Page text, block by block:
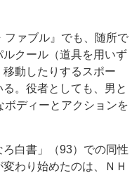
ァブル』でも、随所で
クール（道具を用いず
動したりするスポー
。役者としても、男と
ボディーとアクションを
白書」（93）での同性
わり始めたのは、ＮＨ